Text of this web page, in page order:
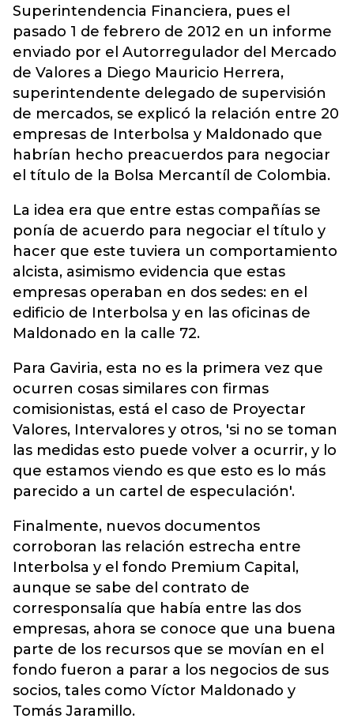
Superintendencia Financiera, pues el
pasado 1 de febrero de 2012 en un informe
enviado por el Autorregulador del Mercado
de Valores a Diego Mauricio Herrera,
superintendente delegado de supervisión
de mercados, se explicó la relación entre 20
empresas de Interbolsa y Maldonado que
habrían hecho preacuerdos para negociar
el título de la Bolsa Mercantíl de Colombia.
La idea era que entre estas compañías se
ponía de acuerdo para negociar el título y
hacer que este tuviera un comportamiento
alcista, asimismo evidencia que estas
empresas operaban en dos sedes: en el
edificio de Interbolsa y en las oficinas de
Maldonado en la calle 72.
Para Gaviria, esta no es la primera vez que
ocurren cosas similares con firmas
comisionistas, está el caso de Proyectar
Valores, Intervalores y otros, 'si no se toman
las medidas esto puede volver a ocurrir, y lo
que estamos viendo es que esto es lo más
parecido a un cartel de especulación'.
Finalmente, nuevos documentos
corroboran las relación estrecha entre
Interbolsa y el fondo Premium Capital,
aunque se sabe del contrato de
corresponsalía que había entre las dos
empresas, ahora se conoce que una buena
parte de los recursos que se movían en el
fondo fueron a parar a los negocios de sus
socios, tales como Víctor Maldonado y
Tomás Jaramillo.